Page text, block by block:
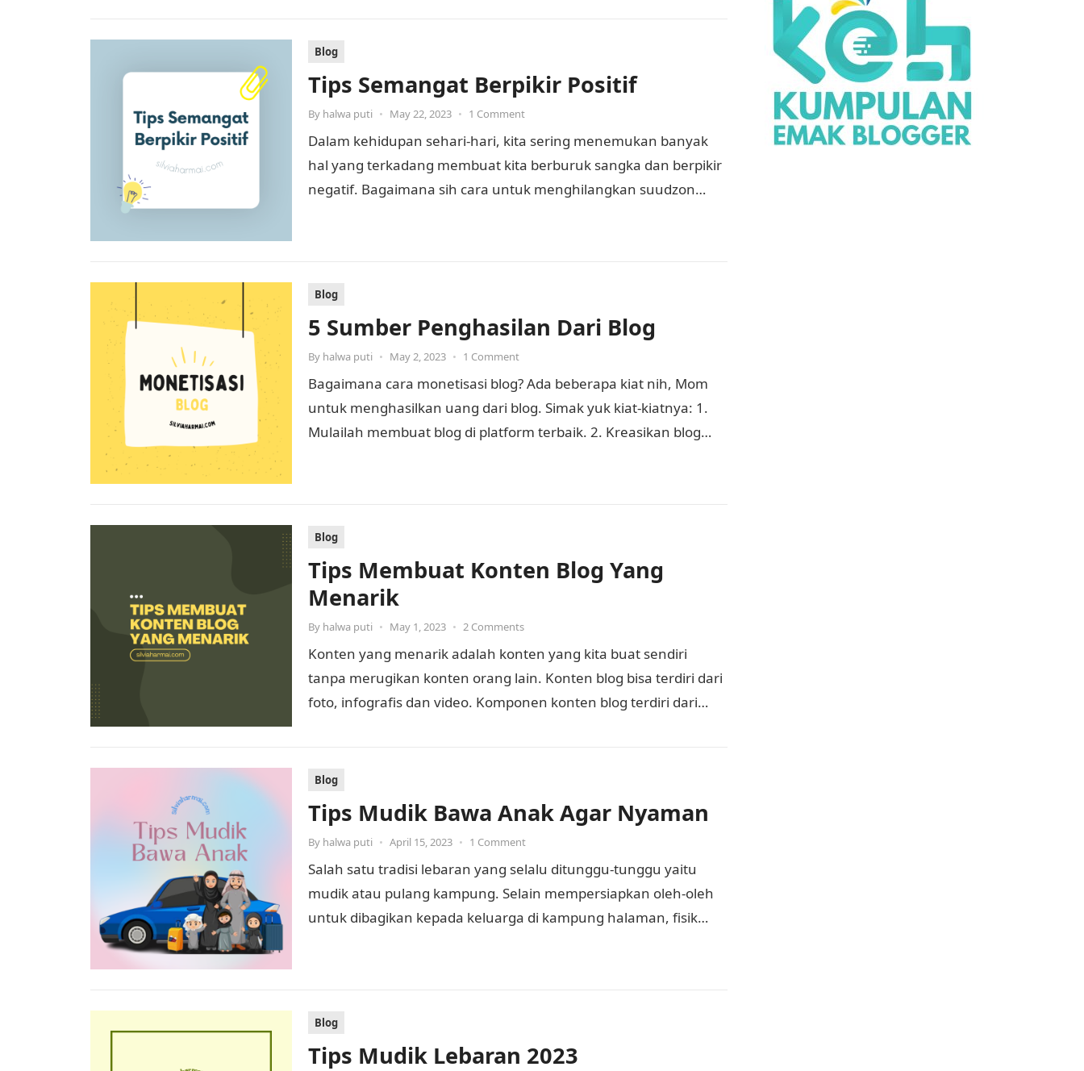
Blog
Tips Semangat Berpikir Positif
By halwa puti • May 22, 2023 • 1 Comment
Dalam kehidupan sehari-hari, kita sering menemukan banyak
hal yang terkadang membuat kita berburuk sangka dan berpikir
negatif. Bagaimana sih cara untuk menghilangkan suudzon
Blog
5 Sumber Penghasilan Dari Blog
By halwa puti • May 2, 2023 • 1 Comment
Bagaimana cara monetisasi blog? Ada beberapa kiat nih, Mom
untuk menghasilkan uang dari blog. Simak yuk kiat-kiatnya: 1.
Mulailah membuat blog di platform terbaik. 2. Kreasikan blog
Blog
Tips Membuat Konten Blog Yang
Menarik
By halwa puti • May 1, 2023 • 2 Comments
Konten yang menarik adalah konten yang kita buat sendiri
tanpa merugikan konten orang lain. Konten blog bisa terdiri dari
foto, infografis dan video. Komponen konten blog terdiri dari…
Blog
Tips Mudik Bawa Anak Agar Nyaman
By halwa puti • April 15, 2023 • 1 Comment
Salah satu tradisi lebaran yang selalu ditunggu-tunggu yaitu
mudik atau pulang kampung. Selain mempersiapkan oleh-oleh
untuk dibagikan kepada keluarga di kampung halaman, fisik
Blog
Tips Mudik Lebaran 2023